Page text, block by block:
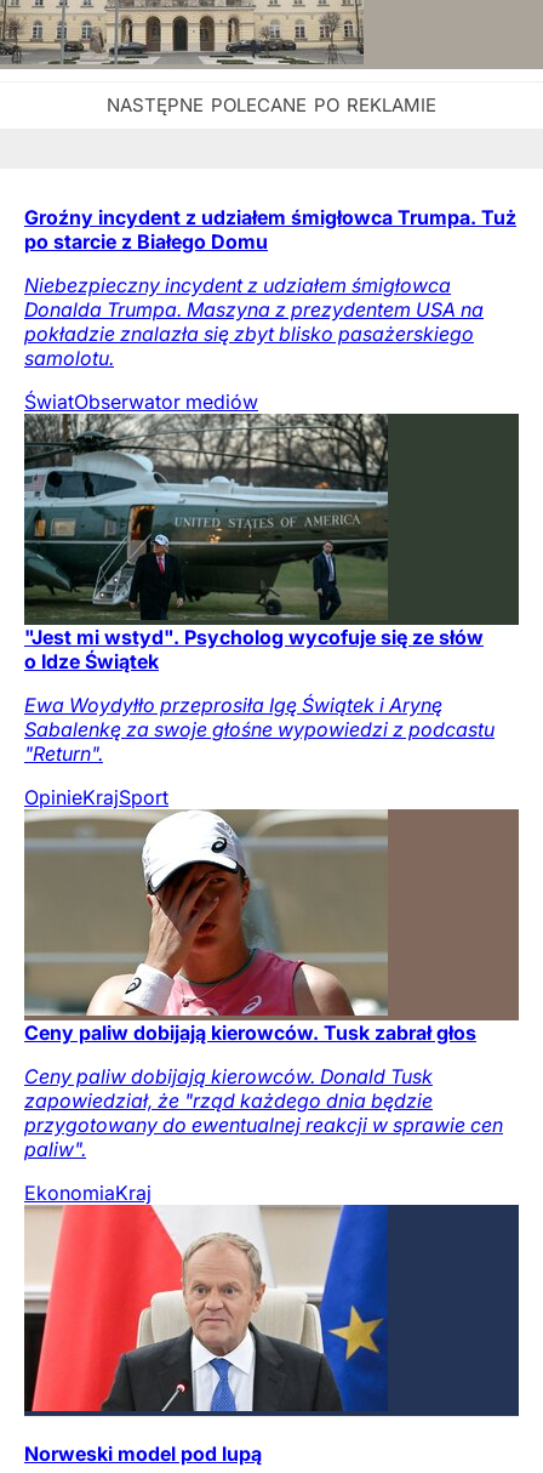
Groźny incydent z udziałem śmigłowca Trumpa. Tuż
po starcie z Białego Domu
Niebezpieczny incydent z udziałem śmigłowca
Donalda Trumpa. Maszyna z prezydentem USA na
pokładzie znalazła się zbyt blisko pasażerskiego
samolotu.
ŚwiatObserwator mediów
"Jest mi wstyd". Psycholog wycofuje się ze słów
o Idze Świątek
Ewa Woydyłło przeprosiła Igę Świątek i Arynę
Sabalenkę za swoje głośne wypowiedzi z podcastu
"Return".
OpinieKrajSport
Ceny paliw dobijają kierowców. Tusk zabrał głos
Ceny paliw dobijają kierowców. Donald Tusk
zapowiedział, że "rząd każdego dnia będzie
przygotowany do ewentualnej reakcji w sprawie cen
paliw".
EkonomiaKraj
Norweski model pod lupą